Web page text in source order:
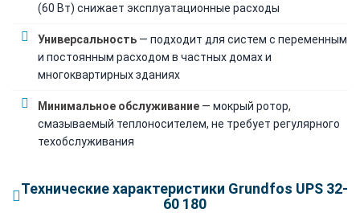
(60 Вт) снижает эксплуатационные расходы
Универсальность — подходит для систем с переменным
и постоянным расходом в частных домах и
многоквартирных зданиях
Минимальное обслуживание — мокрый ротор,
смазываемый теплоносителем, не требует регулярного
техобслуживания
Технические характеристики Grundfos UPS 32-
60 180